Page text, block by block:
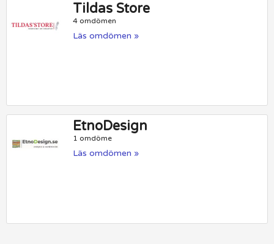
Tildas Store
4 omdömen
Läs omdömen »
EtnoDesign
1 omdöme
Läs omdömen »